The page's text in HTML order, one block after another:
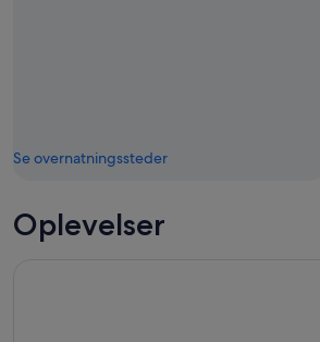
Se overnatningssteder
Oplevelser